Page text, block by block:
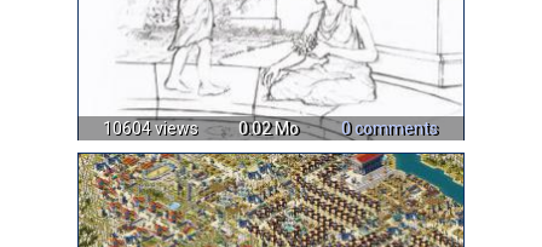
10604 views 0.02 Mo 0 comments